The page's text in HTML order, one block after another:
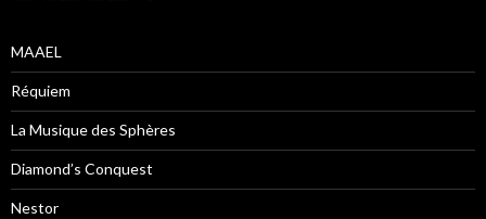
MAAEL
Réquiem
La Musique des Sphères
Diamond’s Conquest
Nestor